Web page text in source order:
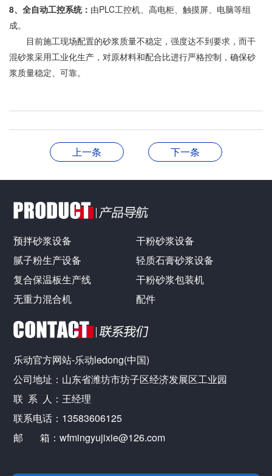
8、全自动工控系统： 由PLC工控机、高电柜、触摸屏、电脑等组
成。
目前施工现场配置的砂浆质量不稳定，强度达不到要求，而干
混砂浆采用工业化生产，对原材料和配合比进行严格控制，确保砂
浆质量稳定、可靠。
上一条 下一条
预拌砂浆设备
干粉砂浆设备
腻子粉生产设备
轻质石膏砂浆设备
复合保温板生产线
干粉砂浆包装机
无重力混合机
配件
乐动官方网站-乐动ledong(中国)
公司地址：山东省潍坊市坊子区经济发展区工业园
联 系 人：王经理
联系电话：13583606125
邮 箱：wfmingyujixie@126.com